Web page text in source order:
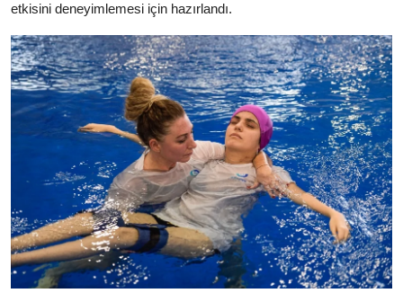
etkisini deneyimlemesi için hazırlandı.